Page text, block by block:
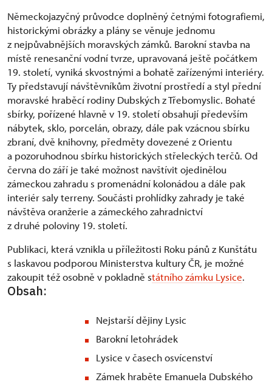
Německojazyčný průvodce doplněný četnými fotografiemi,
historickými obrázky a plány se věnuje jednomu
z nejpůvabnějších moravských zámků. Barokní stavba na
místě renesanční vodní tvrze, upravovaná ještě počátkem
19. století, vyniká skvostnými a bohatě zařízenými interiéry.
Ty představují návštěvníkům životní prostředí a styl přední
moravské hraběcí rodiny Dubských z Třebomyslic. Bohaté
sbírky, pořízené hlavně v 19. století obsahují především
nábytek, sklo, porcelán, obrazy, dále pak vzácnou sbírku
zbraní, dvě knihovny, předměty dovezené z Orientu
a pozoruhodnou sbírku historických střeleckých terčů. Od
června do září je také možnost navštívit ojedinělou
zámeckou zahradu s promenádní kolonádou a dále pak
interiér saly terreny. Součásti prohlídky zahrady je také
návštěva oranžerie a zámeckého zahradnictví
z druhé poloviny 19. století.
Publikaci, která vznikla u příležitosti Roku pánů z Kunštátu
s laskavou podporou Ministerstva kultury ČR, je možné
zakoupit též osobně v pokladně státního zámku Lysice.
Obsah:
Nejstarší dějiny Lysic
Barokní letohrádek
Lysice v časech osvícenství
Zámek hraběte Emanuela Dubského